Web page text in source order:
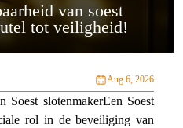
van soest
tot veiligheid!
Aug 6, 2026
slotenmakerEen Soest
rol in de beveiliging van